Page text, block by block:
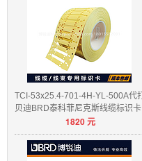
TCI-53x25.4-701-4H-YL-500A代打
贝迪BRD泰科菲尼克斯线缆标识卡
1820元